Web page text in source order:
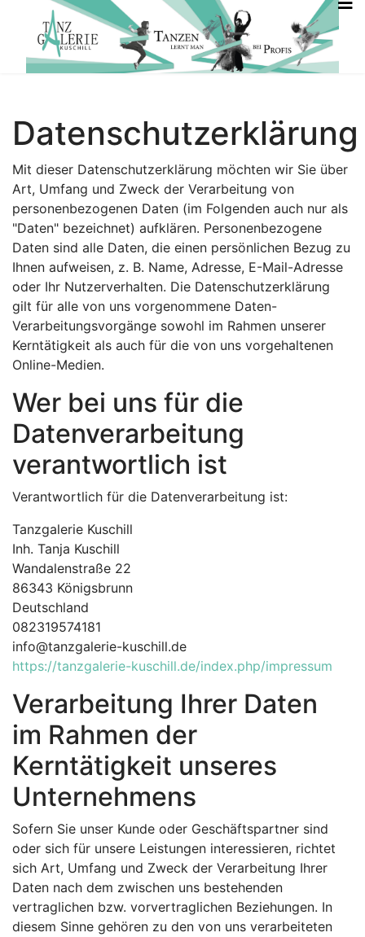
Datenschutzerklärung
Mit dieser Datenschutzerklärung möchten wir Sie über
Art, Umfang und Zweck der Verarbeitung von
personenbezogenen Daten (im Folgenden auch nur als
"Daten" bezeichnet) aufklären. Personenbezogene
Daten sind alle Daten, die einen persönlichen Bezug zu
Ihnen aufweisen, z. B. Name, Adresse, E-Mail-Adresse
oder Ihr Nutzerverhalten. Die Datenschutzerklärung
gilt für alle von uns vorgenommene Daten-
Verarbeitungsvorgänge sowohl im Rahmen unserer
Kerntätigkeit als auch für die von uns vorgehaltenen
Online-Medien.
Wer bei uns für die
Datenverarbeitung
verantwortlich ist
Verantwortlich für die Datenverarbeitung ist:
Tanzgalerie Kuschill
Inh. Tanja Kuschill
Wandalenstraße 22
86343 Königsbrunn
Deutschland
082319574181
info@tanzgalerie-kuschill.de
https://tanzgalerie-kuschill.de/index.php/impressum
Verarbeitung Ihrer Daten
im Rahmen der
Kerntätigkeit unseres
Unternehmens
Sofern Sie unser Kunde oder Geschäftspartner sind
oder sich für unsere Leistungen interessieren, richtet
sich Art, Umfang und Zweck der Verarbeitung Ihrer
Daten nach dem zwischen uns bestehenden
vertraglichen bzw. vorvertraglichen Beziehungen. In
diesem Sinne gehören zu den von uns verarbeiteten